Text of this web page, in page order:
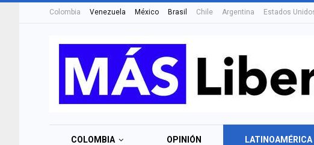
Colombia Venezuela México Brasil Chile Argentina Estados
COLOMBIA OPINIÓN LATINOAMÉRICA